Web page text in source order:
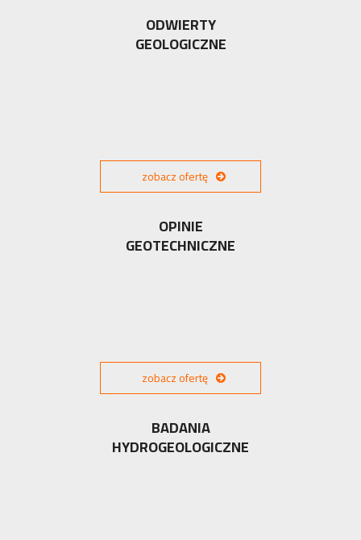
ODWIERTY
GEOLOGICZNE
zobacz ofertę
OPINIE
GEOTECHNICZNE
zobacz ofertę
BADANIA
HYDROGEOLOGICZNE